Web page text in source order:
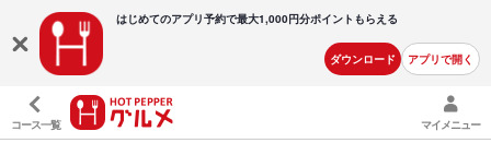
はじめてのアプリ予約で最大1,000円分ポイントもらえる
ダウンロード アプリで開く
コース一覧 マイメニュー